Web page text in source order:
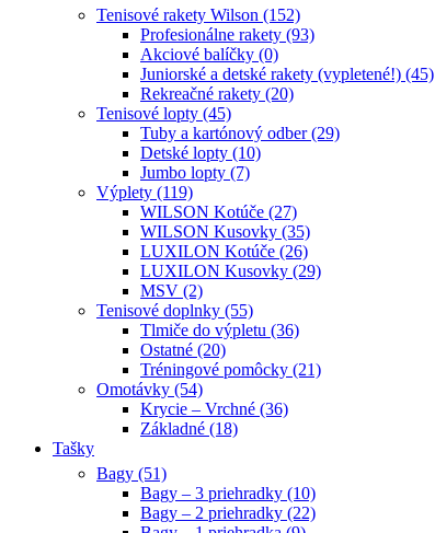
Tenisové rakety Wilson (152)
Profesionálne rakety (93)
Akciové balíčky (0)
Juniorské a detské rakety (vypletené!) (45)
Rekreačné rakety (20)
Tenisové lopty (45)
Tuby a kartónový odber (29)
Detské lopty (10)
Jumbo lopty (7)
Výplety (119)
WILSON Kotúče (27)
WILSON Kusovky (35)
LUXILON Kotúče (26)
LUXILON Kusovky (29)
MSV (2)
Tenisové doplnky (55)
Tlmiče do výpletu (36)
Ostatné (20)
Tréningové pomôcky (21)
Omotávky (54)
Krycie – Vrchné (36)
Základné (18)
Tašky
Bagy (51)
Bagy – 3 priehradky (10)
Bagy – 2 priehradky (22)